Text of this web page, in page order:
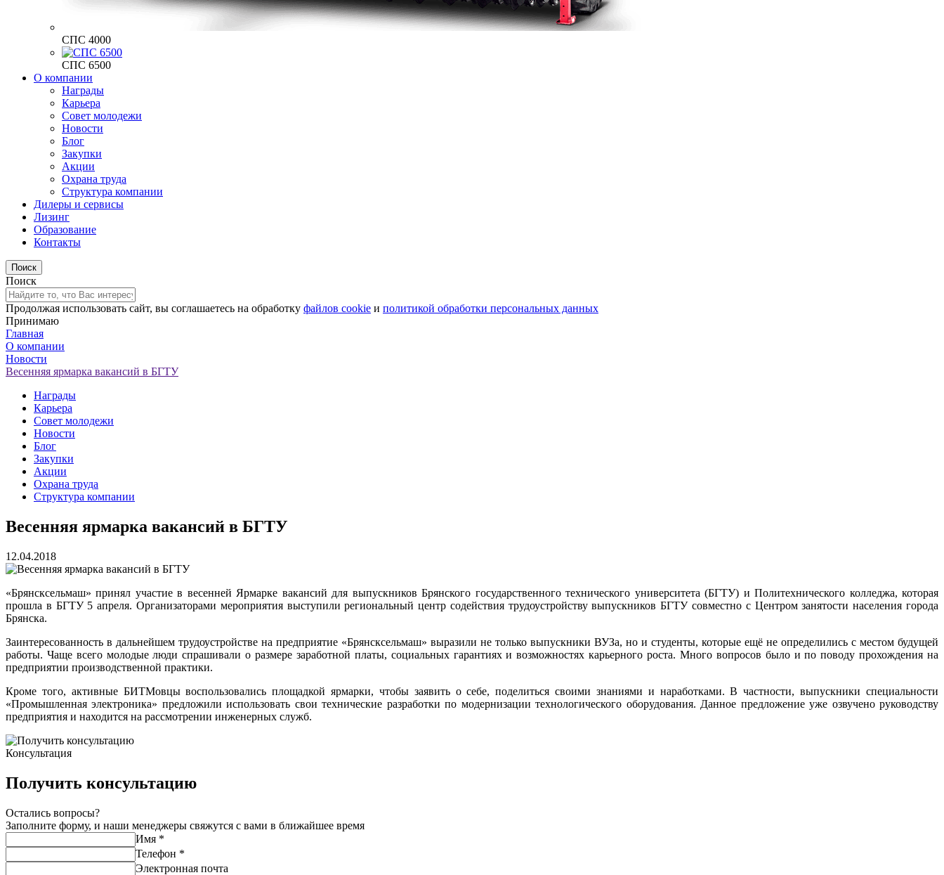
СПС 4000
СПС 6500
О компании
Награды
Карьера
Совет молодежи
Новости
Блог
Закупки
Акции
Охрана труда
Структура компании
Дилеры и сервисы
Лизинг
Образование
Контакты
Поиск
Продолжая использовать сайт, вы соглашаетесь на обработку файлов cookie и политикой обработки персональных данных
Принимаю
Главная
О компании
Новости
Весенняя ярмарка вакансий в БГТУ
Награды
Карьера
Совет молодежи
Новости
Блог
Закупки
Акции
Охрана труда
Структура компании
Весенняя ярмарка вакансий в БГТУ
12.04.2018
«Брянсксельмаш» принял участие в весенней Ярмарке вакансий для выпускников Брянского государственного технического университета (БГТУ) и Политехнического колледжа, которая
прошла в БГТУ 5 апреля. Организаторами мероприятия выступили региональный центр содействия трудоустройству выпускников БГТУ совместно с Центром занятости населения города
Брянска.
Заинтересованность в дальнейшем трудоустройстве на предприятие «Брянсксельмаш» выразили не только выпускники ВУЗа, но и студенты, которые ещё не определились с местом будущей
работы. Чаще всего молодые люди спрашивали о размере заработной платы, социальных гарантиях и возможностях карьерного роста. Много вопросов было и по поводу прохождения на
предприятии производственной практики.
Кроме того, активные БИТМовцы воспользовались площадкой ярмарки, чтобы заявить о себе, поделиться своими знаниями и наработками. В частности, выпускники специальности
«Промышленная электроника» предложили использовать свои технические разработки по модернизации технологического оборудования. Данное предложение уже озвучено руководству
предприятия и находится на рассмотрении инженерных служб.
Консультация
Получить консультацию
Остались вопросы?
Заполните форму, и наши менеджеры свяжутся с вами в ближайшее время
Имя *
Телефон *
Электронная почта